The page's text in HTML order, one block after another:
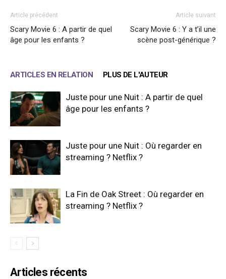
Article précédent
Scary Movie 6 : A partir de quel
âge pour les enfants ?
Article suivant
Scary Movie 6 : Y a t’il une
scène post-générique ?
ARTICLES EN RELATION PLUS DE L'AUTEUR
Juste pour une Nuit : A partir de quel
âge pour les enfants ?
Juste pour une Nuit : Où regarder en
streaming ? Netflix ?
La Fin de Oak Street : Où regarder en
streaming ? Netflix ?
Articles récents